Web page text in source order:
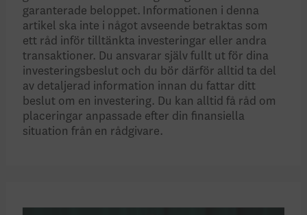
garanterade beloppet. Informationen i denna
artikel ska inte i något avseende betraktas som
ett råd inför tilltänkta investeringar eller andra
transaktioner. Du ansvarar själv fullt ut för dina
investeringsbeslut och du bör därför alltid ta del
av detaljerad information innan du fattar ditt
beslut om en investering. Du kan alltid få råd om
placeringar anpassade efter din finansiella
situation från en rådgivare.